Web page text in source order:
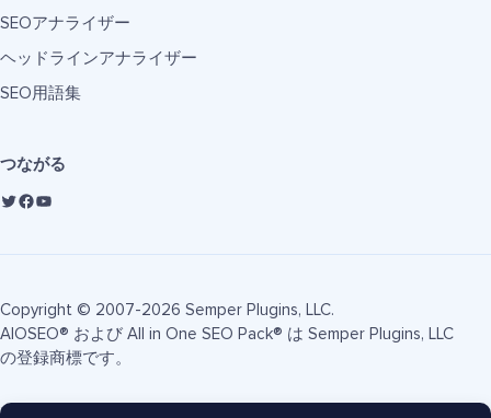
SEOアナライザー
ヘッドラインアナライザー
SEO用語集
つながる
Copyright © 2007-2026 Semper Plugins, LLC.
AIOSEO® および All in One SEO Pack® は Semper Plugins, LLC
の登録商標です。
利用規約